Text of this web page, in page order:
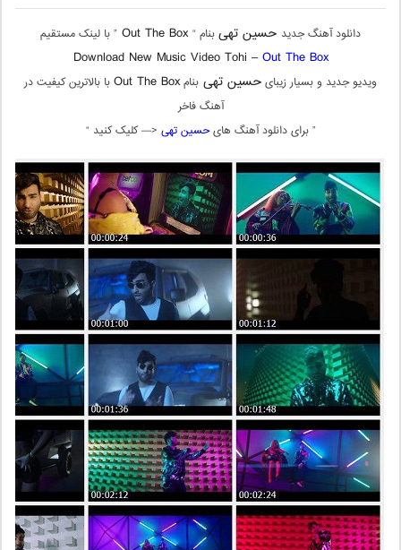
دانلود آهنگ جدید حسین تهیبنام “Out The Box ” با لینک مستقیم
Download New Music Video Tohi –Out The Box
ویدیو جدید و بسیار زیبایحسین تهی بنامOut The Boxبا بالاترین کیفیت در
آهنگ فاخر
” برای دانلود آهنگ هایحسین تهی <— کلیک کنید “